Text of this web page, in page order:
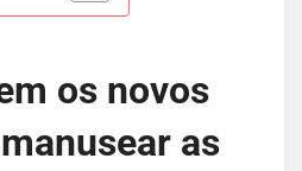
os novos
as